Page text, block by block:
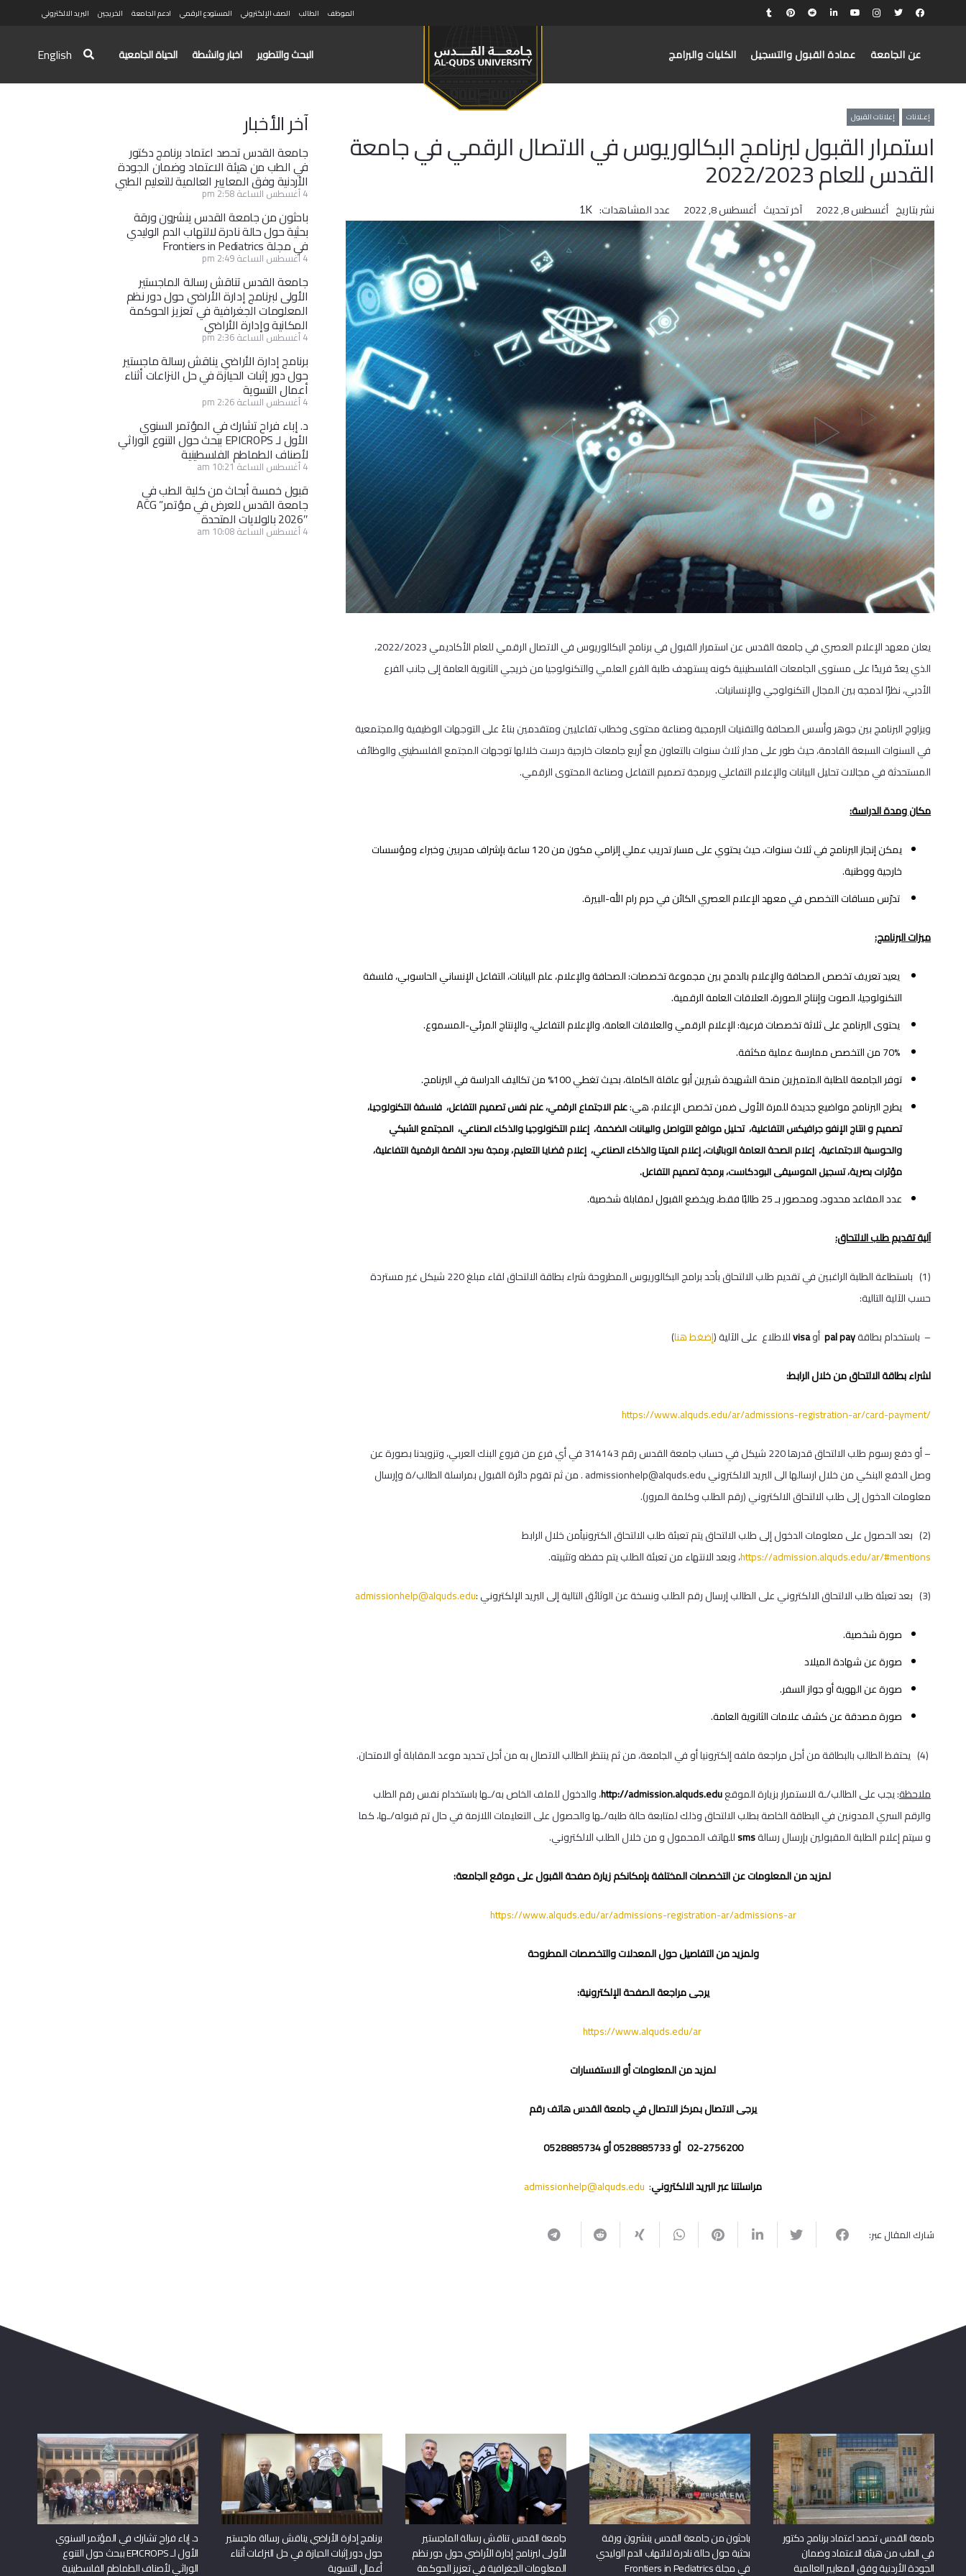
الموظف الطالب الصف الإلكتروني المستودع الرقمي ادعم الجامعة الخريجين البريد الالكتروني
عن الجامعة عمادة القبول والتسجيل الكليات والبرامج البحث والتطوير اخبار وانشطة الحياة الجامعية English
إعـلانات إعلانات القبول
استمرار القبول لبرنامج البكالوريوس في الاتصال الرقمي في جامعة
القدس للعام 2022/2023
نشر بتاريخ أغسطس 8, 2022 آخر تحديث أغسطس 8, 2022 عدد المشاهدات: 1K
يعلن معهد الإعلام العصري في جامعة القدس عن استمرار القبول في برنامج البكالوريوس في الاتصال الرقمي للعام الأكاديمي 2022/2023،
الذي يعدّ فريدًا على مستوى الجامعات الفلسطينية كونه يستهدف طلبة الفرع العلمي والتكنولوجيا من خريجي الثانوية العامة إلى جانب الفرع
الأدبي، نظرًا لدمجه بين المجال التكنولوجي والإنسانيات.
ويزاوج البرنامج بين جوهر وأسس الصحافة والتقنيات البرمجية وصناعة محتوى وخطاب تفاعليين ومتقدمين بناءً على التوجهات الوظيفية والمجتمعية
في السنوات السبعة القادمة، حيث طور على مدار ثلاث سنوات بالتعاون مع أربع جامعات خارجية درست خلالها توجهات المجتمع الفلسطيني والوظائف
المستحدثة في مجالات تحليل البيانات والإعلام التفاعلي وبرمجة تصميم التفاعل وصناعة المحتوى الرقمي.
مكان ومدة الدراسة:
يمكن إنجاز البرنامج في ثلاث سنوات، حيث يحتوي على مسار تدريب عملي إلزامي مكون من 120 ساعة بإشراف مدربين وخبراء ومؤسسات
خارجية ووطنية.
تدرّس مساقات التخصص في معهد الإعلام العصري الكائن في حرم رام الله-البيرة.
ميزات البرنامج:
يعيد تعريف تخصص الصحافة والإعلام بالدمج بين مجموعة تخصصات: الصحافة والإعلام، علم البيانات، التفاعل الإنساني الحاسوبي، فلسفة
التكنولوجيا، الصوت وإنتاج الصورة، العلاقات العامة الرقمية.
يحتوى البرنامج على ثلاثة تخصصات فرعية: الإعلام الرقمي والعلاقات العامة، والإعلام التفاعلي، والإنتاج المرئي-المسموع.
توفر الجامعة للطلبة المتميزين منحة الشهيدة شيرين أبو عاقلة الكاملة، بحيث تغطي 100% من تكاليف الدراسة في البرنامج.
يطرح البرنامج مواضيع جديدة للمرة الأولى ضمن تخصص الإعلام، هي:علم الاجتماع الرقمي، علم نفس تصميم التفاعل، فلسفة التكنولوجيا،
تصميم و انتاج الإنفو جرافيكس التفاعلية، تحليل مواقع التواصل والبيانات الضخمة، إعلام التكنولوجيا والذكاء الصناعي، المجتمع الشبكي
والحوسبة الاجتماعية، إعلام الصحة العامة الوبائيات، إعلام الميتا والذكاء الصناعي، إعلام قضايا التعليم، برمجة سرد القصة الرقمية التفاعلية،
مؤثرات بصرية، تسجيل الموسيقى البودكاست، برمجة تصميم التفاعل.
عدد المقاعد محدود، ومحصور بـ 25 طالبًا فقط، ويخضع القبول لمقابلة شخصية.
آلية تقديم طلب الالتحاق:
(1) باستطاعة الطلبة الراغبين في تقديم طلب الالتحاق بأحد برامج البكالوريوس المطروحة شراء بطاقة الالتحاق لقاء مبلغ 220 شيكل غير مستردة
حسب الآلية التالية:
– باستخدام بطاقةpal payأوvisaللاطلاع على الآلية (إضغطهنا)
لشراء بطاقة الالتحاق من خلال الرابط:
https://www.alquds.edu/ar/admissions-registration-ar/card-payment/
– أو دفع رسوم طلب الالتحاق قدرها 220 شيكل في حساب جامعة القدس رقم 314143 في أي فرع من فروع البنك العربي، وتزويدنا بصورة عن
وصل الدفع البنكي من خلال ارسالها الى البريد الالكترونيadmissionhelp@alquds.edu. من ثم تقوم دائرة القبول بمراسلة الطالب/ة وإرسال
معلومات الدخول إلى طلب الالتحاق الالكتروني (رقم الطلب وكلمة المرور).
(2) بعد الحصول على معلومات الدخول إلى طلب الالتحاق يتم تعبئة طلب الالتحاق الكترونياًمن خلال الرابط
https://admission.alquds.edu/ar/#mentions، وبعد الانتهاء من تعبئة الطلب يتم حفظه وتثبيته.
(3) بعد تعبئة طلب الالتحاق الالكتروني على الطالب إرسال رقم الطلب ونسخة عن الوثائق التالية إلى البريد الإلكتروني admissionhelp@alquds.edu:
صورة شخصية.
صورة عن شهادة الميلاد
صورة عن الهوية أو جواز السفر.
صورة مصدقة عن كشف علامات الثانوية العامة.
(4) يحتفظ الطالب بالبطاقة من أجل مراجعة ملفه إلكترونيا أو في الجامعة، من ثم ينتظر الطالب الاتصال به من أجل تحديد موعد المقابلة أو الامتحان.
ملاحظة: يجب على الطالب/ـة الاستمرار بزيارة الموقعhttp://admission.alquds.edu، والدخول للملف الخاص به/ـها باستخدام نفس رقم الطلب
والرقم السري المدونين في البطاقة الخاصة بطلب الالتحاق وذلك لمتابعة حالة طلبه/ـها والحصول على التعليمات اللازمة في حال تم قبوله/ـها، كما
و سيتم إعلام الطلبة المقبولين بإرسال رسالةsmsللهاتف المحمول و من خلال الطلب الالكتروني.
لمزيد من المعلومات عن التخصصات المختلفة بإمكانكم زيارة صفحة القبول على موقع الجامعة:
https://www.alquds.edu/ar/admissions-registration-ar/admissions-ar
ولمزيد من التفاصيل حول المعدلات والتخصصات المطروحة
يرجى مراجعة الصفحة الإلكترونية:
https://www.alquds.edu/ar
لمزيد من المعلومات أو الاستفسارات
يرجى الاتصال بمركز الاتصال في جامعة القدس هاتف رقم
02-2756200 أو 0528885733 أو 0528885734
مراسلتنا عبر البريد الالكتروني:
admissionhelp@alquds.edu
شارك المقال عبر:
آخر الأخبار
جامعة القدس تحصد اعتماد برنامج دكتور
في الطب من هيئة الاعتماد وضمان الجودة
الأردنية وفق المعايير العالمية للتعليم الطبي
4 أغسطس الساعة 2:58 pm
باحثون من جامعة القدس ينشرون ورقة
بحثية حول حالة نادرة لالتهاب الدم الوليدي
في مجلة Frontiers in Pediatrics
4 أغسطس الساعة 2:49 pm
جامعة القدس تناقش رسالة الماجستير
الأولى لبرنامج إدارة الأراضي حول دور نظم
المعلومات الجغرافية في تعزيز الحوكمة
المكانية وإدارة الأراضي
4 أغسطس الساعة 2:36 pm
برنامج إدارة الأراضي يناقش رسالة ماجستير
حول دور إثبات الحيازة في حل النزاعات أثناء
أعمال التسوية
4 أغسطس الساعة 2:26 pm
د. إباء فراح تشارك في المؤتمر السنوي
الأول لـ EPICROPS ببحث حول التنوع الوراثي
لأصناف الطماطم الفلسطينية
4 أغسطس الساعة 10:21 am
قبول خمسة أبحاث من كلية الطب في
جامعة القدس للعرض في مؤتمر” ACG
2026″ بالولايات المتحدة
4 أغسطس الساعة 10:08 am
جامعة القدس تحصد اعتماد برنامج دكتور
في الطب من هيئة الاعتماد وضمان
الجودة الأردنية وفق المعايير العالمية
باحثون من جامعة القدس ينشرون ورقة
بحثية حول حالة نادرة لالتهاب الدم الوليدي
في مجلة Frontiers in Pediatrics
جامعة القدس تناقش رسالة الماجستير
الأولى لبرنامج إدارة الأراضي حول دور نظم
المعلومات الجغرافية في تعزيز الحوكمة
برنامج إدارة الأراضي يناقش رسالة ماجستير
حول دور إثبات الحيازة في حل النزاعات أثناء
أعمال التسوية
د. إباء فراح تشارك في المؤتمر السنوي
الأول لـ EPICROPS ببحث حول التنوع
الوراثي لأصناف الطماطم الفلسطينية